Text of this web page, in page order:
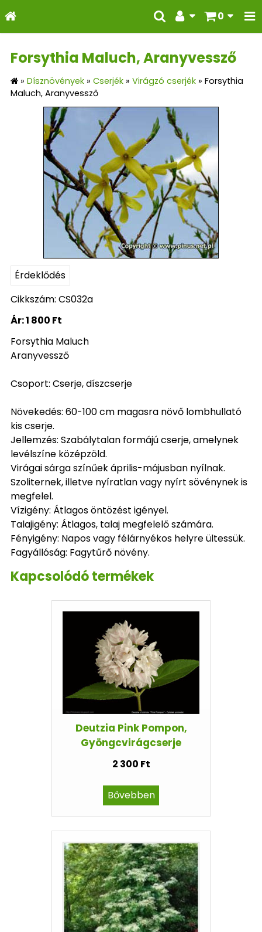
0
Forsythia Maluch, Aranyvessző
» Dísznövények » Cserjék » Virágzó cserjék » Forsythia
Maluch, Aranyvessző
Érdeklődés
Cikkszám: CS032a
Ár:1 800 Ft
Forsythia Maluch
Aranyvessző
Csoport: Cserje, díszcserje
Növekedés: 60-100 cm magasra növő lombhullató
kis cserje.
Jellemzés: Szabálytalan formájú cserje, amelynek
levélszíne középzöld.
Virágai sárga színűek április-májusban nyílnak.
Szoliternek, illetve nyíratlan vagy nyírt sövénynek is
megfelel.
Vízigény: Átlagos öntözést igényel.
Talajigény: Átlagos, talaj megfelelő számára.
Fényigény: Napos vagy félárnyékos helyre ültessük.
Fagyállóság: Fagytűrő növény.
Kapcsolódó termékek
Deutzia Pink Pompon,
Gyöngcvirágcserje
2 300 Ft
Bővebben